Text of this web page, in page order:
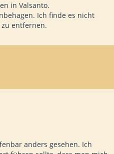
in Valsanto.
Ich finde es nicht
entfernen.
anders gesehen. Ich